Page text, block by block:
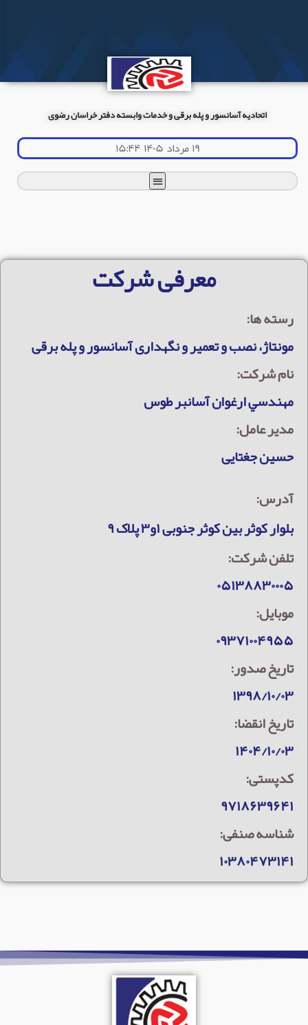
اتحادیه آسانسور و پله برقی و خدمات وابسته دفتر خراسان رضوی
۱۹ مرداد ۱۴۰۵ ۱۵:۴۴
معرفی شرکت
رسته ها:
مونتاژ، نصب و تعمیر و نگهداری آسانسور و پله برقی
نام شرکت:
مهندسي ارغوان آسانبر طوس
مدیر عامل:
حسین جغتایی
آدرس:
بلوار کوثر بین کوثر جنوبی ۱و۳ پلاک ۹
تلفن شرکت:
۰۵۱۳۸۸۳۰۰۰۵
موبایل:
۰۹۳۷۱۰۰۴۹۵۵
تاریخ صدور:
۱۳۹۸/۱۰/۰۳
تاریخ انقضا:
۱۴۰۴/۱۰/۰۳
کدپستی:
۹۷۱۸۶۳۹۶۴۱
شناسه صنفی:
۱۰۳۸۰۴۷۳۱۴۱